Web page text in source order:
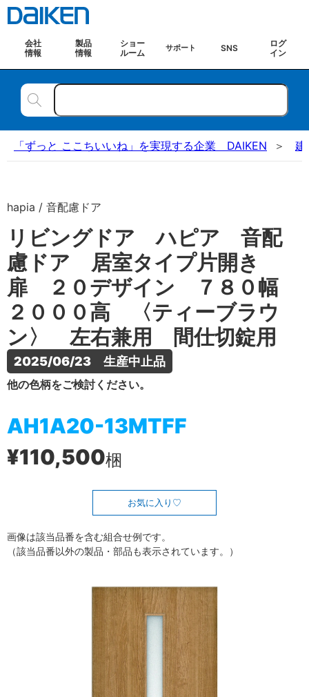
会社
情報
製品
情報
ショー
ルーム
サポート SNS
ログ
イン
「ずっと ここちいいね」を実現する企業 DAIKEN 建
hapia / 音配慮ドア
リビングドア ハピア 音配
慮ドア 居室タイプ片開き
扉 ２０デザイン ７８０幅
２０００高 〈ティーブラウ
ン〉 左右兼用 間仕切錠用
2025/06/23　生産中止品
他の色柄をご検討ください。
AH1A20-13MTFF
¥110,500梱
お気に入り
画像は該当品番を含む組合せ例です。
（該当品番以外の製品・部品も表示されています。）